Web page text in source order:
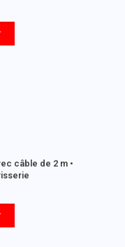
câble de 2 m •